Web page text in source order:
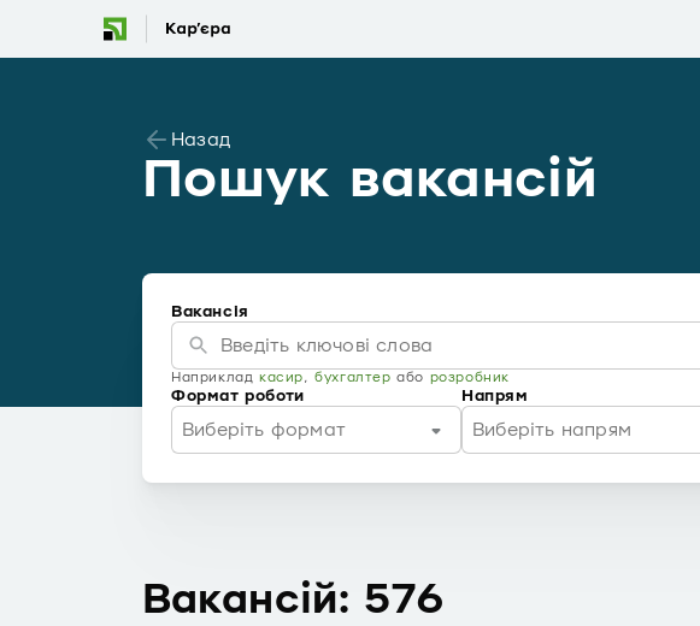
Назад
Пошук вакансій
Вакансія
Наприклад касир,бухгалтер або розробник
Формат роботи
Виберіть формат
Напрям
Виберіть напрям
Вакансій: 576